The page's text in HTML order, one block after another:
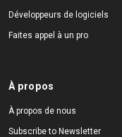
Développeurs de logiciels
Faites appel à un pro
À propos
À propos de nous
Subscribe to Newsletter